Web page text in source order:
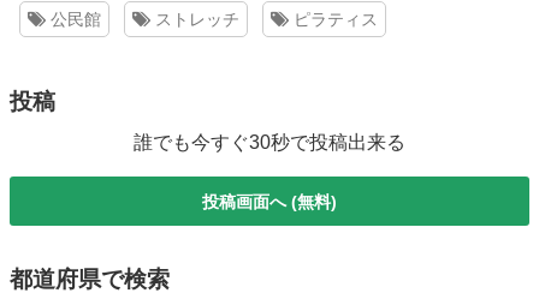
公民館 ストレッチ ピラティス
投稿
誰でも今すぐ30秒で投稿出来る
投稿画面へ (無料)
都道府県で検索